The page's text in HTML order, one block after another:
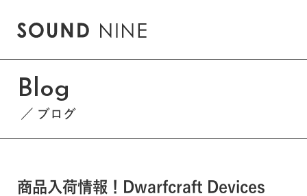
Blog
ブログ
商品入荷情報！Dwarfcraft Devices